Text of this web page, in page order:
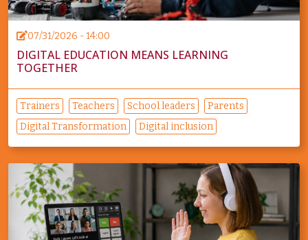
07/31/2026 - 14:00
DIGITAL EDUCATION MEANS LEARNING
TOGETHER
Trainers Teachers School leaders
Parents
Digital Transformation
Digital inclusion